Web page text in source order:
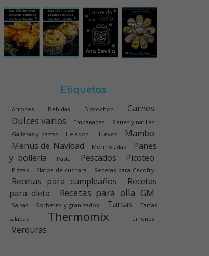
Etiquetas
Arroces Bebidas Bizcochos Carnes
Dulces varios Empanadas
Flanes y natillas
Galletas y pastas
Helados Huevos
Mambo
Menús de Navidad
Mermeladas
Panes
y bolleria
Pasta Pescados Picoteo
Pizzas Platos de cuchara Recetas para Cecofry
Recetas para cumpleaños
Recetas
para dieta
Recetas para olla GM
Salsas Sorbetes y granizados Tartas
Tartas
saladas
Thermomix Turrones
Verduras